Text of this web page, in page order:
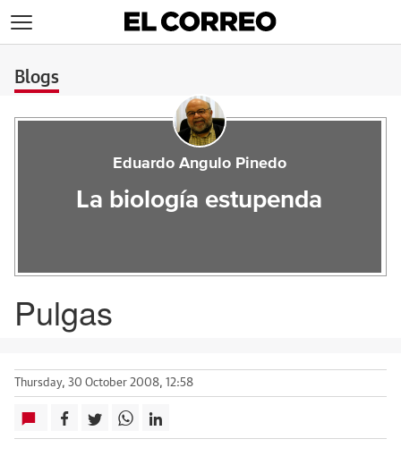
Blogs
Eduardo Angulo Pinedo
La biología estupenda
Pulgas
Thursday, 30 October 2008, 12:58